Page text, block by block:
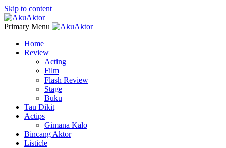
Skip to content
Primary Menu
Home
Review
Acting
Film
Flash Review
Stage
Buku
Tau Dikit
Actips
Gimana Kalo
Bincang Aktor
Listicle